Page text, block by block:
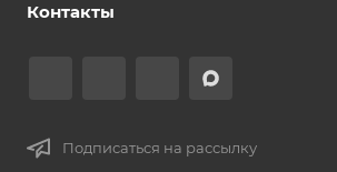
Контакты
Подписаться на рассылку